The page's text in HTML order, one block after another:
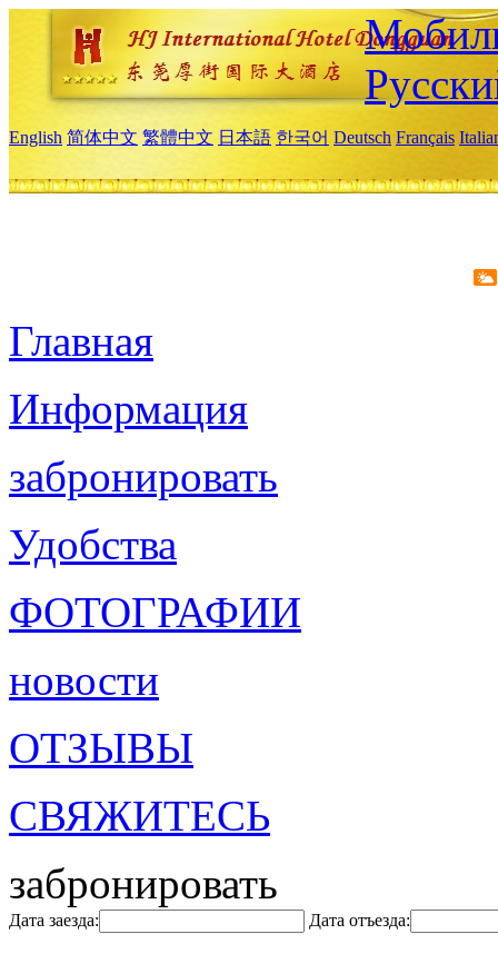
English 简体中文 繁體中文 日本語 한국어 Deutsch Français
Главная
Информация
забронировать
Удобства
ФОТОГРАФИИ
новости
ОТЗЫВЫ
СВЯЖИТЕСЬ
забронировать
Дата заезда: Дата отъезда: